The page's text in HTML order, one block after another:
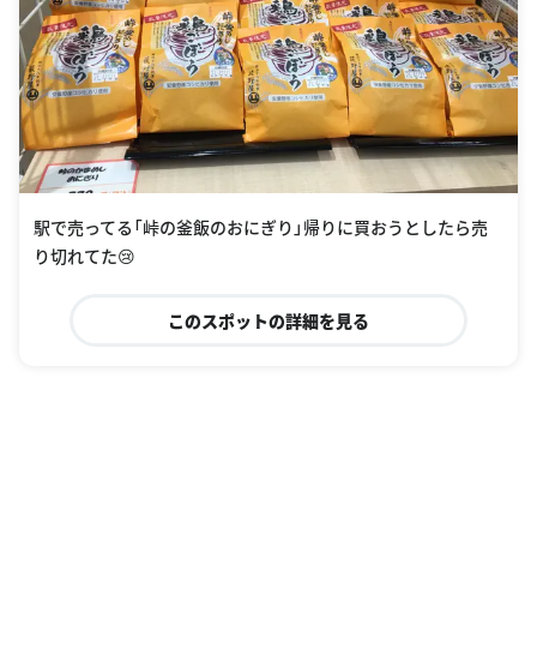
駅で売ってる「峠の釜飯のおにぎり」帰りに買おうとしたら売
り切れてた😢
このスポットの詳細を見る